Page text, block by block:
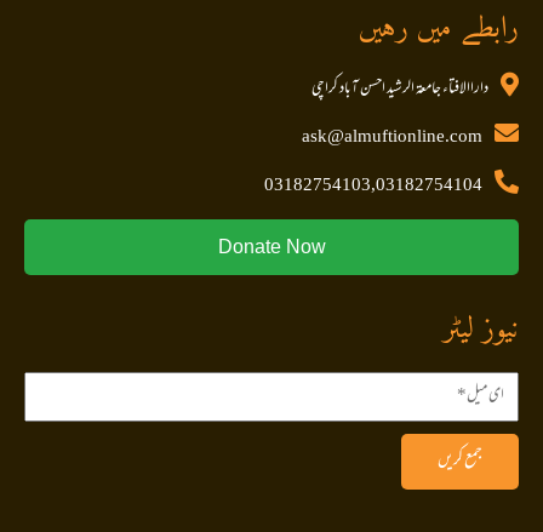
رابطے میں رہیں
داراالافتاء جامعۃ الرشید احسن آباد کراچی
ask@almuftionline.com
03182754103,03182754104
Donate Now
نیوز لیٹر
جمع کریں